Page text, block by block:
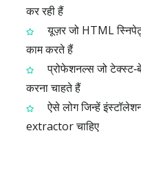
कर रही हैं
यूज़र जो HTML
काम करते हैं
प्रोफेशनल्स जो
करना चाहते हैं
ऐसे लोग जिन्हें
extractor चाहिए